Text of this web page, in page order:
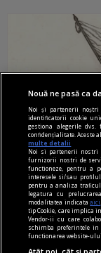
noile fanatisme
„Rezistența
popula cu
Nouă ne pasă ca
Noi și partenerii
identificatorii cookie
gestiona alegerile
confidențialitate. Aceste
multe detalii
Noi si partenerii nostri
furnizorii nostri de
functioneze, pentru a
interesele si/sau
pentru a analiza traficul
legatura cu
modalitatea indicataaici
tip Cookie, care implica
Vendor-ii cu care
schimba preferintele in
functionarea website-ului.